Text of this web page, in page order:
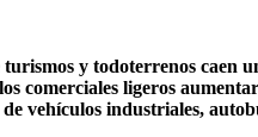
y todoterrenos caen
comerciales ligeros
vehículos industriales,